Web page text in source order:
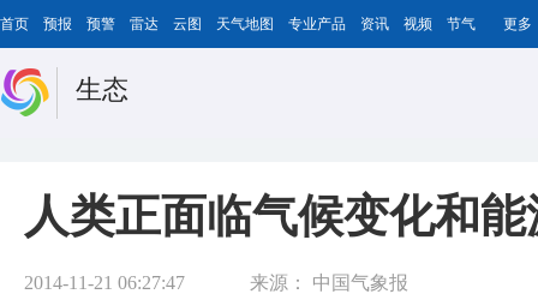
首页 预报 预警 雷达 云图 天气地图 专业产品 资讯 视频 节气 更多
生态
人类正面临气候变化和
2014-11-21 06:27:47 来源： 中国气象报